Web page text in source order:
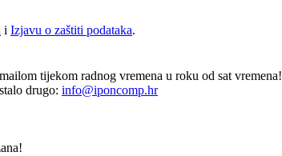
i Izjavu o zaštiti podataka.
tijekom radnog vremena u roku od sat vremena!
drugo: info@iponcomp.hr